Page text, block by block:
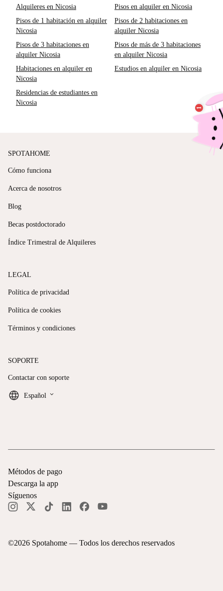
Alquileres en Nicosia
Pisos en alquiler en Nicosia
Pisos de 1 habitación en alquiler
Nicosia
Pisos de 2 habitaciones en
alquiler Nicosia
Pisos de 3 habitaciones en
alquiler Nicosia
Pisos de más de 3 habitaciones
en alquiler Nicosia
Habitaciones en alquiler en
Nicosia
Estudios en alquiler en Nicosia
Residencias de estudiantes en
Nicosia
SPOTAHOME
Cómo funciona
Acerca de nosotros
Blog
Becas postdoctorado
Índice Trimestral de Alquileres
LEGAL
Política de privacidad
Política de cookies
Términos y condiciones
SOPORTE
Contactar con soporte
Español keyboard_arrow_down
©2026 Spotahome — Todos los derechos reservados
Métodos de pago
Descarga la app
Síguenos